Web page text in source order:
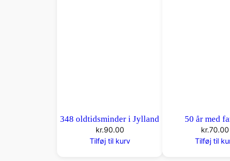
348 oldtidsminder i Jylland
kr.90.00
Tilføj til kurv
50 år med
kr.70.00
Tilføj til